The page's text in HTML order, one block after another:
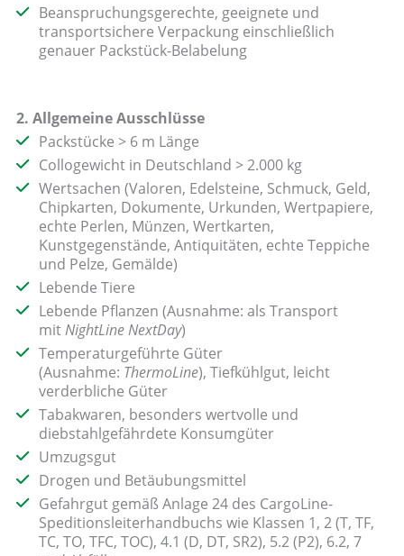
Beanspruchungsgerechte, geeignete und
transportsichere Verpackung einschließlich
genauer Packstück-Belabelung
2. Allgemeine Ausschlüsse
Packstücke > 6 m Länge
Collogewicht in Deutschland > 2.000 kg
Wertsachen (Valoren, Edelsteine, Schmuck, Geld,
Chipkarten, Dokumente, Urkunden, Wertpapiere,
echte Perlen, Münzen, Wertkarten,
Kunstgegenstände, Antiquitäten, echte Teppiche
und Pelze, Gemälde)
Lebende Tiere
Lebende Pflanzen (Ausnahme: als Transport
mit NightLine NextDay)
Temperaturgeführte Güter
(Ausnahme: ThermoLine), Tiefkühlgut, leicht
verderbliche Güter
Tabakwaren, besonders wertvolle und
diebstahlgefährdete Konsumgüter
Umzugsgut
Drogen und Betäubungsmittel
Gefahrgut gemäß Anlage 24 des CargoLine-
Speditionsleiterhandbuchs wie Klassen 1, 2 (T, TF,
TC, TO, TFC, TOC), 4.1 (D, DT, SR2), 5.2 (P2), 6.2, 7